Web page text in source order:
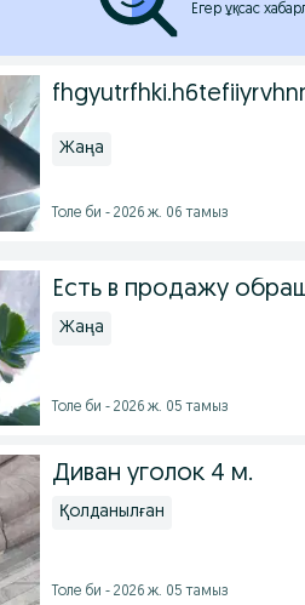
Егер ұқсас
Жаңа
Толе би - 2026 ж. 06 тамыз
Есть в продажу
Жаңа
Толе би - 2026 ж. 05 тамыз
Диван уголок 4 м.
Қолданылған
Толе би - 2026 ж. 05 тамыз